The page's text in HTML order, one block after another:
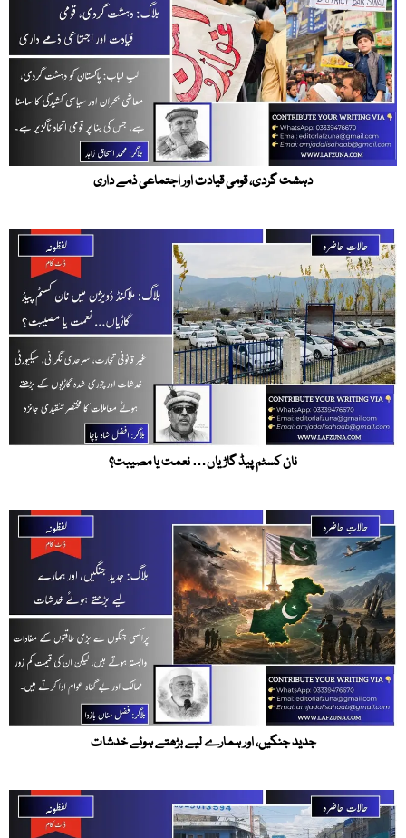
دہشت گردی، قومی قیادت اور اجتماعی ذمے داری
نان کسٹم پیڈ گاڑیاں… نعمت یا مصیبت؟
جدید جنگیں، اور ہمارے لیے بڑھتے ہوئے خدشات